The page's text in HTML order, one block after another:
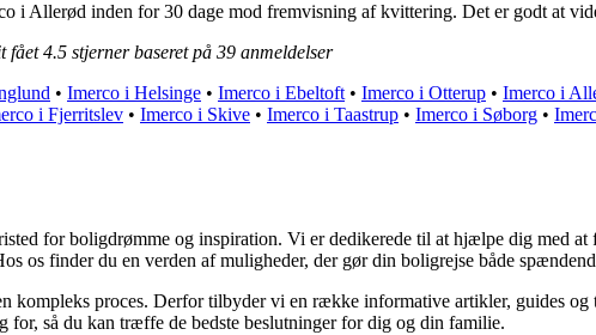
i Allerød inden for 30 dage mod fremvisning af kvittering. Det er godt at
fået4.5 stjerner baseret på 39 anmeldelser
• Imerco i Helsinge • Imerco i Ebeltoft • Imerco i Otterup • Imerco i
i Fjerritslev • Imerco i Skive • Imerco i Taastrup • Imerco i Søborg •
for boligdrømme og inspiration. Vi er dedikerede til at hjælpe dig med
os finder du en verden af muligheder, der gør din boligrejse både
kompleks proces. Derfor tilbyder vi en række informative artikler, guides
for, så du kan træffe de bedste beslutninger for dig og din familie.